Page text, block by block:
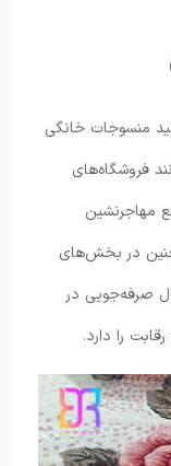
منسوجات خانگی
فروشگاه‌های
مهاجرنشین
در بخش‌های
صرفه‌جویی در
را دارد.